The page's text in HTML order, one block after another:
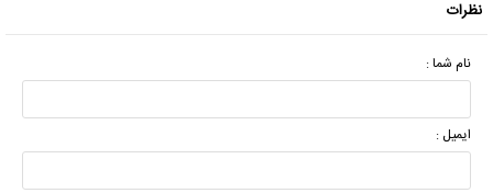
نظرات
نام شما :
ایمیل :